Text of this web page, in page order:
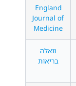
England
Journal of
Medicine
וואלה
בריאות